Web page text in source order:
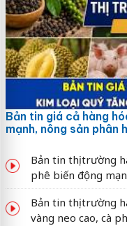
Bản tin giá cả hàng
mạnh, nông sản phân
Bản tin thị trường
phê biến động
Bản tin thị trường
vàng neo cao, cà